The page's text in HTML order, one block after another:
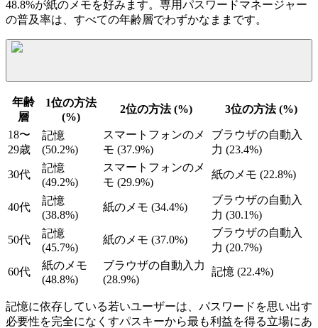
48.8%が紙のメモを好みます。専用パスワードマネージャー
の普及率は、すべての年齢層でわずかなままです。
年齢
層
1位の方法
(%)
2位の方法 (%) 3位の方法 (%)
18〜
29歳
記憶
(50.2%)
スマートフォンのメ
モ (37.9%)
ブラウザの自動入
力 (23.4%)
30代
記憶
(49.2%)
スマートフォンのメ
モ (29.9%)
紙のメモ (22.8%)
40代
記憶
(38.8%)
紙のメモ (34.4%)
ブラウザの自動入
力 (30.1%)
50代
記憶
(45.7%)
紙のメモ (37.0%)
ブラウザの自動入
力 (20.7%)
60代
紙のメモ
(48.8%)
ブラウザの自動入力
(28.9%)
記憶 (22.4%)
記憶に依存している若いユーザーは、パスワードを思い出す
必要性を完全になくすパスキーから最も利益を得る立場にあ